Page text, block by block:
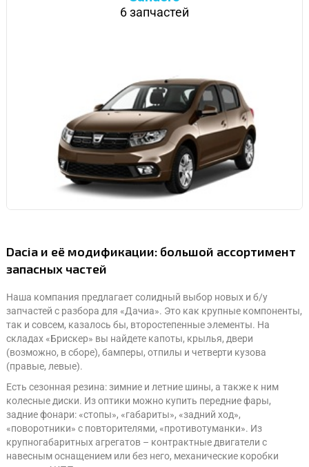
6 запчастей
Dacia и её модификации: большой ассортимент
запасных частей
Наша компания предлагает солидный выбор новых и б/у
запчастей с разбора для «Дачиа». Это как крупные компоненты,
так и совсем, казалось бы, второстепенные элементы. На
складах «Брискер» вы найдете капоты, крылья, двери
(возможно, в сборе), бамперы, отпилы и четверти кузова
(правые, левые).
Есть сезонная резина: зимние и летние шины, а также к ним
колесные диски. Из оптики можно купить передние фары,
задние фонари: «стопы», «габариты», «задний ход»,
«поворотники» с повторителями, «противотуманки». Из
крупногабаритных агрегатов – контрактные двигатели с
навесным оснащением или без него, механические коробки